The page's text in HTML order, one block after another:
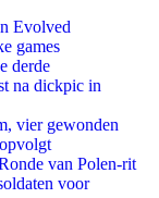
Evolved
games
derde
na dickpic in
vier gewonden
van Polen-rit
voor